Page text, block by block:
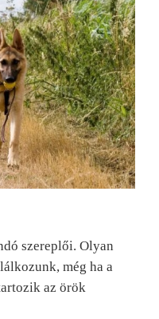
szereplői. Olyan
még ha a
az örök